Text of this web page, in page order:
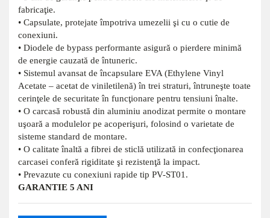
fabricaţie.
• Capsulate, protejate împotriva umezelii şi cu o cutie de
conexiuni.
• Diodele de bypass performante asigură o pierdere minimă
de energie cauzată de întuneric.
• Sistemul avansat de încapsulare EVA (Ethylene Vinyl
Acetate – acetat de viniletilenă) în trei straturi, întruneşte toate
cerinţele de securitate în funcţionare pentru tensiuni înalte.
• O carcasă robustă din aluminiu anodizat permite o montare
uşoară a modulelor pe acoperişuri, folosind o varietate de
sisteme standard de montare.
• O calitate înaltă a fibrei de sticlă utilizată in confecţionarea
carcasei conferă rigiditate şi rezistenţă la impact.
• Prevazute cu conexiuni rapide tip PV-ST01.
GARANTIE 5 ANI